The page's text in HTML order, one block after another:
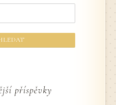
příspěvky